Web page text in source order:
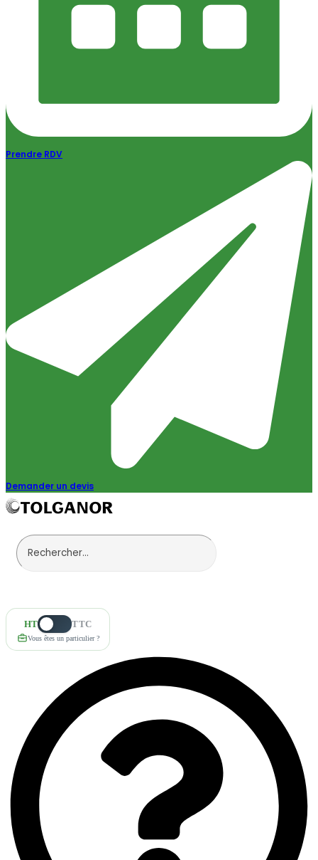
Prendre RDV
Demander un devis
HT TTC
Vous êtes un particulier ?